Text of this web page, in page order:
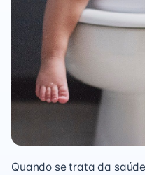
Quando se trata da